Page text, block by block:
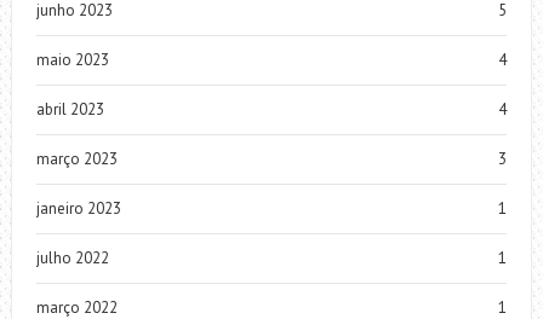
junho 2023 5
maio 2023 4
abril 2023 4
março 2023 3
janeiro 2023 1
julho 2022 1
março 2022 1